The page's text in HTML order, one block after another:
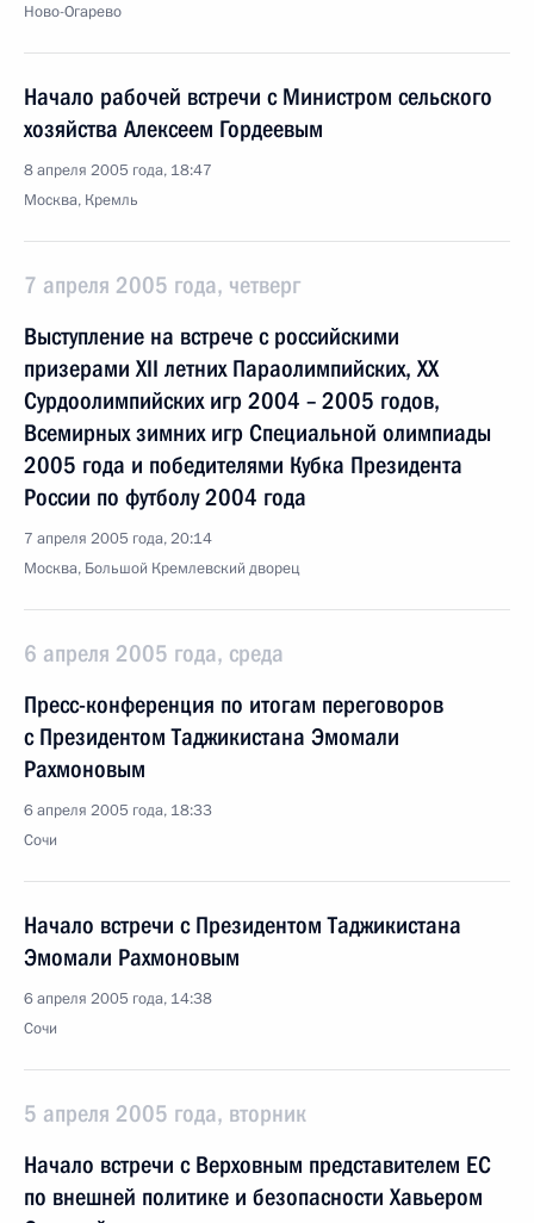
Ново-Огарево
Начало рабочей встречи с Министром сельского
хозяйства Алексеем Гордеевым
8 апреля 2005 года, 18:47
Москва, Кремль
7 апреля 2005 года, четверг
Выступление на встрече с российскими
призерами XII летних Параолимпийских, XX
Сурдоолимпийских игр 2004 – 2005 годов,
Всемирных зимних игр Специальной олимпиады
2005 года и победителями Кубка Президента
России по футболу 2004 года
7 апреля 2005 года, 20:14
Москва, Большой Кремлевский дворец
6 апреля 2005 года, среда
Пресс-конференция по итогам переговоров
с Президентом Таджикистана Эмомали
Рахмоновым
6 апреля 2005 года, 18:33
Сочи
Начало встречи с Президентом Таджикистана
Эмомали Рахмоновым
6 апреля 2005 года, 14:38
Сочи
5 апреля 2005 года, вторник
Начало встречи с Верховным представителем ЕС
по внешней политике и безопасности Хавьером